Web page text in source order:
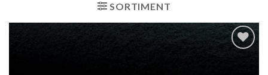
SORTIMENT